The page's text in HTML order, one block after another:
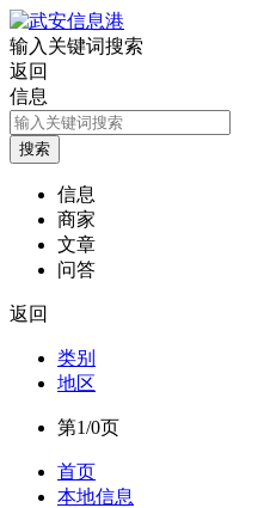
输入关键词搜索
返回
信息
信息
商家
文章
问答
返回
类别
地区
第1/0页
首页
本地信息